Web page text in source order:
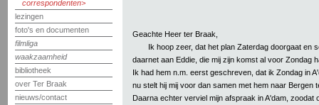
correspondenten
lezingen
foto's en documenten
filmliga
waakzaamheid
bibliotheek
over Ter Braak
nieuws/contact
Geachte Heer ter Braak,
Ik hoop zeer, dat het plan Zaterdag doorgaat en
daarnet aan Eddie, die mij zijn komst al voor Zondag
Ik had hem n.m. eerst geschreven, dat ik Zondag in
nu stelt hij mij voor dan samen met hem naar Bergen
Daarna echter verviel mijn afspraak in A'dam, zoodat